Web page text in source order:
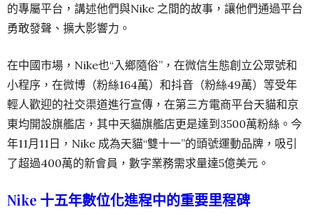
的專屬平台，講述他們與Nike 之間的故事，讓他們通過平台
勇敢發聲、擴大影響力。
在中國市場，Nike也“入鄉隨俗”，在微信生態創立公眾號和
小程序，在微博（粉絲164萬）和抖音（粉絲49萬）等受年
輕人歡迎的社交渠道進行宣傳，在第三方電商平台天貓和京
東均開設旗艦店，其中天貓旗艦店更是達到3500萬粉絲。今
年11月11日，Nike 成為天貓“雙十一”的頭號運動品牌，吸引
了超過400萬的新會員，數字業務需求量達5億美元。
Nike 十五年數位化進程中的重要里程碑